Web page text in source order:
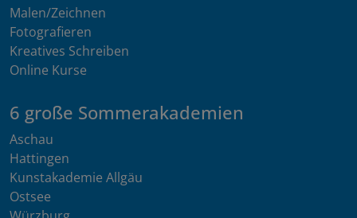
Malen/Zeichnen
Fotografieren
Kreatives Schreiben
Online Kurse
6 große Sommerakademien
Aschau
Hattingen
Kunstakademie Allgäu
Ostsee